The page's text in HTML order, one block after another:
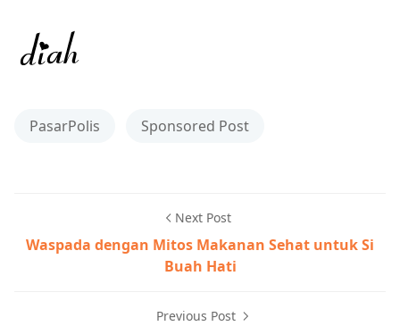
PasarPolis Sponsored Post
Next Post
Waspada dengan Mitos Makanan Sehat untuk Si
Buah Hati
Previous Post